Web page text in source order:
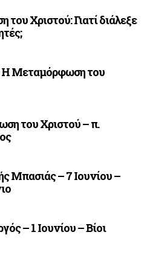
Χριστού: Γιατί διάλεξε
Η Μεταμόρφωση του
του Χριστού – π.
Μπασιάς – 7 Ιουνίου –
– 1 Ιουνίου – Βίοι